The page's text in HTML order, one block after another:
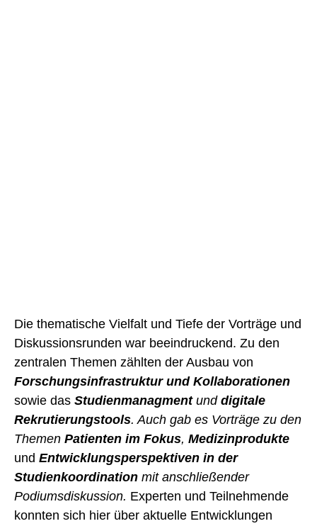
Die thematische Vielfalt und Tiefe der Vorträge und
Diskussionsrunden war beeindruckend. Zu den
zentralen Themen zählten der Ausbau von
Forschungsinfrastruktur und Kollaborationen
sowie das Studienmanagment und digitale
Rekrutierungstools. Auch gab es Vorträge zu den
Themen Patienten im Fokus, Medizinprodukte
und Entwicklungsperspektiven in der
Studienkoordination mit anschließender
Podiumsdiskussion. Experten und Teilnehmende
konnten sich hier über aktuelle Entwicklungen